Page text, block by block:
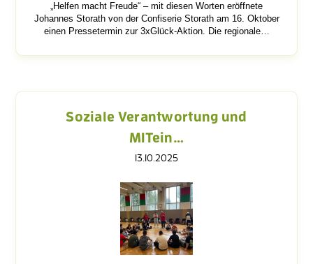
„Helfen macht Freude“ – mit diesen Worten eröffnete
Johannes Storath von der Confiserie Storath am 16. Oktober
einen Pressetermin zur 3xGlück-Aktion. Die regionale…
Soziale Verantwortung und
MITein…
13.10.2025